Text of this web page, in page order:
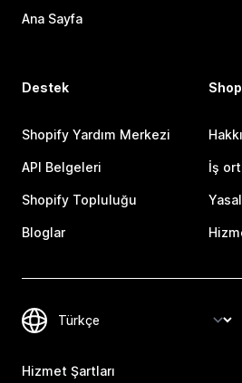
Ana Sayfa
Destek
Shopify Yardım Merkezi
API Belgeleri
Shopify Topluluğu
Bloglar
İş
Yasal
Hizmet Şartları